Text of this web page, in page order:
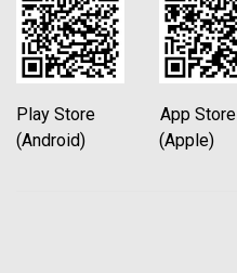
Play Store App Store
(Android) (Apple)